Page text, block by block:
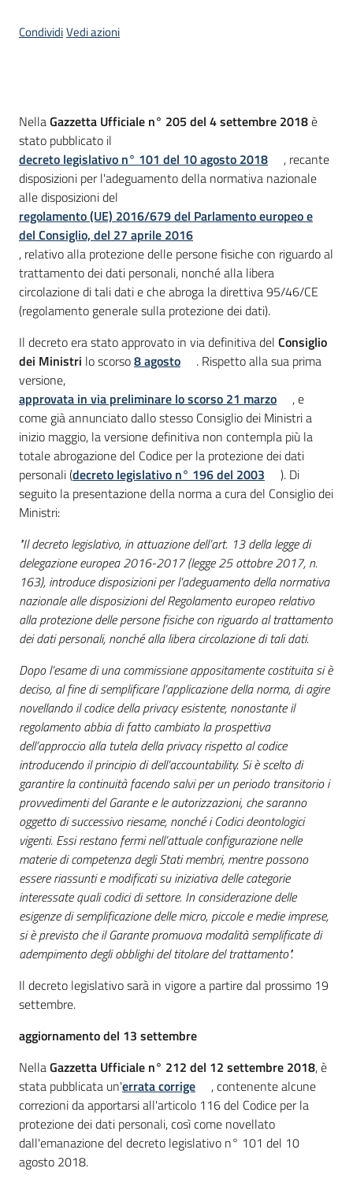
CondividiVedi azioni
Introduzione
NellaGazzetta Ufficiale n° 205 del 4 settembre 2018è
stato pubblicato il
decreto legislativo n° 101 del 10 agosto 2018
, recante
disposizioni per l'adeguamento della normativa nazionale
alle disposizioni del
regolamento (UE) 2016/679 del Parlamento europeo e
del Consiglio, del 27 aprile 2016
, relativo alla protezione delle persone fisiche con riguardo al
trattamento dei dati personali, nonché alla libera
circolazione di tali dati e che abroga la direttiva 95/46/CE
(regolamento generale sulla protezione dei dati).
Il decreto era stato approvato in via definitiva del Consiglio
dei Ministri lo scorso8 agosto
. Rispetto alla sua prima
versione,
approvata in via preliminare lo scorso 21 marzo
, e
come già annunciato dallo stesso Consiglio dei Ministri a
inizio maggio, la versione definitiva non contempla più la
totale abrogazione del Codice per la protezione dei dati
personali (decreto legislativo n° 196 del 2003
). Di
seguito la presentazione della norma a cura del Consiglio dei
Ministri:
"Il decreto legislativo, in attuazione dell’art. 13 della legge di
delegazione europea 2016-2017 (legge 25 ottobre 2017, n.
163), introduce disposizioni per l’adeguamento della normativa
nazionale alle disposizioni del Regolamento europeo relativo
alla protezione delle persone fisiche con riguardo al trattamento
dei dati personali, nonché alla libera circolazione di tali dati.
Dopo l’esame di una commissione appositamente costituita si è
deciso, al fine di semplificare l’applicazione della norma, di agire
novellando il codice della privacy esistente, nonostante il
regolamento abbia di fatto cambiato la prospettiva
dell’approccio alla tutela della privacy rispetto al codice
introducendo il principio di dell’accountability. Si è scelto di
garantire la continuità facendo salvi per un periodo transitorio i
provvedimenti del Garante e le autorizzazioni, che saranno
oggetto di successivo riesame, nonché i Codici deontologici
vigenti. Essi restano fermi nell’attuale configurazione nelle
materie di competenza degli Stati membri, mentre possono
essere riassunti e modificati su iniziativa delle categorie
interessate quali codici di settore. In considerazione delle
esigenze di semplificazione delle micro, piccole e medie imprese,
si è previsto che il Garante promuova modalità semplificate di
adempimento degli obblighi del titolare del trattamento".
Il decreto legislativo sarà in vigore a partire dal prossimo 19
settembre.
aggiornamento del 13 settembre
NellaGazzetta Ufficiale n° 212 del 12 settembre 2018, è
stata pubblicata un'errata corrige
, contenente alcune
correzioni da apportarsi all'articolo 116 del Codice per la
protezione dei dati personali, così come novellato
dall'emanazione del decreto legislativo n° 101 del 10
agosto 2018.